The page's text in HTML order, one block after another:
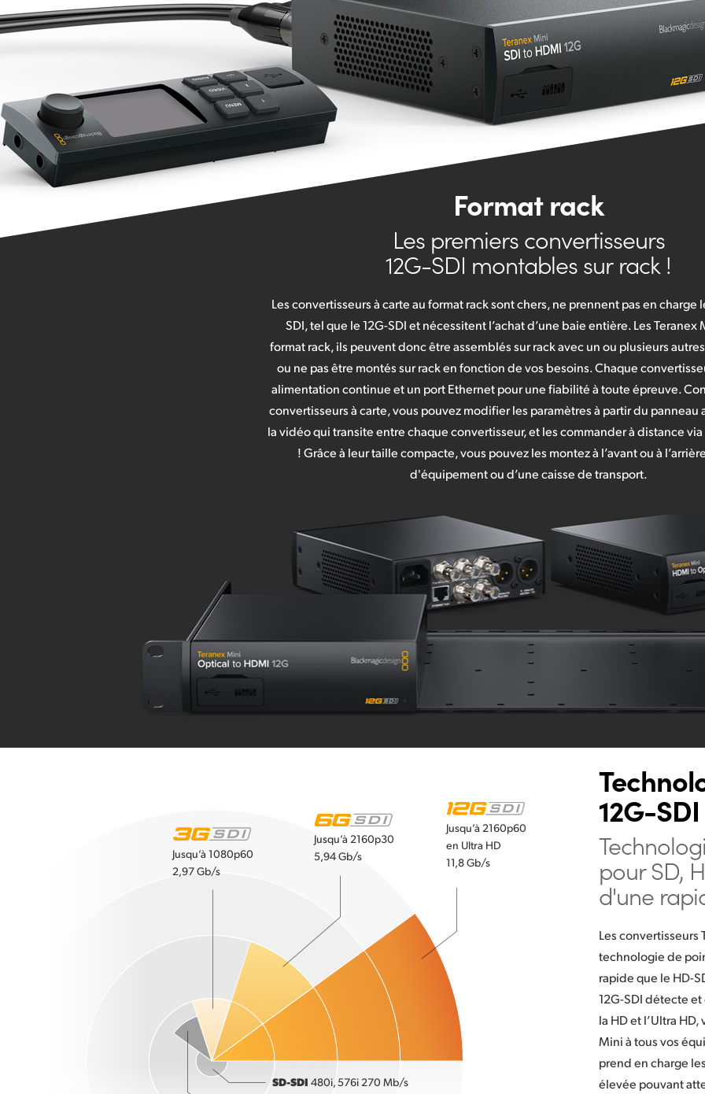
Format rack
Les premiers convertisseurs
12G-SDI montables sur rack !
Les convertisseurs à carte au format rack sont chers, ne prennent pas en
SDI, tel que le 12G-SDI et nécessitent l’achat d’une baie entière. Les Teranex
format rack, ils peuvent donc être assemblés sur rack avec un ou plusieurs
ou ne pas être montés sur rack en fonction de vos besoins. Chaque
alimentation continue et un port Ethernet pour une fiabilité à toute épreuve.
convertisseurs à carte, vous pouvez modifier les paramètres à partir du panneau
la vidéo qui transite entre chaque convertisseur, et les commander à distance
! Grâce à leur taille compacte, vous pouvez les montez à l’avant ou à
d'équipement ou d’une caisse de transport.
Jusqu’à 2160p60
en Ultra HD
11,8 Gb/s
Jusqu’à 2160p30
5,94 Gb/s
Jusqu’à 1080p60
2,97 Gb/s
SD-SDI 480i, 576i 270 Mb/s
12G-
pour SD,
d'une
Les convertisseurs
technologie de
rapide que le HD-
12G-SDI détecte
la HD et l’Ultra
Mini à tous vos
prend en charge
élevée pouvant